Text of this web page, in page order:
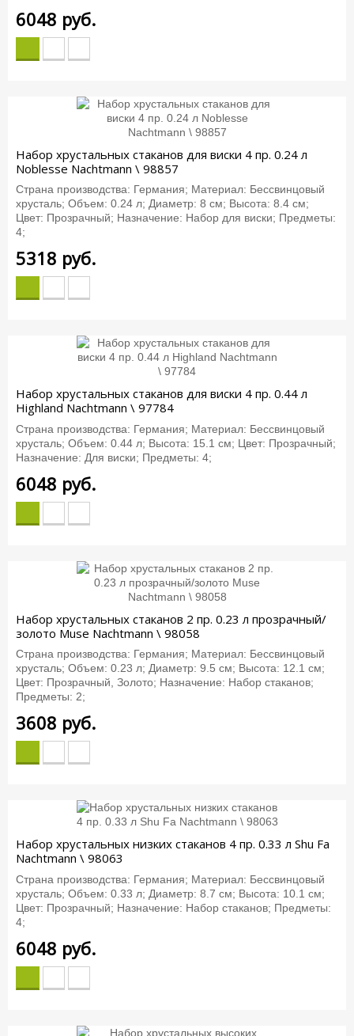
6048 руб.
Набор хрустальных стаканов для виски 4 пр. 0.24 л
Noblesse Nachtmann \ 98857
Страна производства: Германия; Материал: Бессвинцовый
хрусталь; Объем: 0.24 л; Диаметр: 8 см; Высота: 8.4 см;
Цвет: Прозрачный; Назначение: Набор для виски; Предметы:
4;
5318 руб.
Набор хрустальных стаканов для виски 4 пр. 0.44 л
Highland Nachtmann \ 97784
Страна производства: Германия; Материал: Бессвинцовый
хрусталь; Объем: 0.44 л; Высота: 15.1 см; Цвет: Прозрачный;
Назначение: Для виски; Предметы: 4;
6048 руб.
Набор хрустальных стаканов 2 пр. 0.23 л прозрачный/
золото Muse Nachtmann \ 98058
Страна производства: Германия; Материал: Бессвинцовый
хрусталь; Объем: 0.23 л; Диаметр: 9.5 см; Высота: 12.1 см;
Цвет: Прозрачный, Золото; Назначение: Набор стаканов;
Предметы: 2;
3608 руб.
Набор хрустальных низких стаканов 4 пр. 0.33 л Shu Fa
Nachtmann \ 98063
Страна производства: Германия; Материал: Бессвинцовый
хрусталь; Объем: 0.33 л; Диаметр: 8.7 см; Высота: 10.1 см;
Цвет: Прозрачный; Назначение: Набор стаканов; Предметы:
4;
6048 руб.